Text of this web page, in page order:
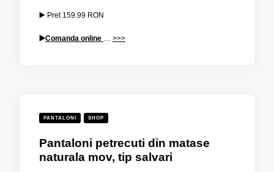
▶️ Pret 159.99 RON
▶️Comanda online … >>>
PANTALONI SHOP
Pantaloni petrecuti din matase
naturala mov, tip salvari